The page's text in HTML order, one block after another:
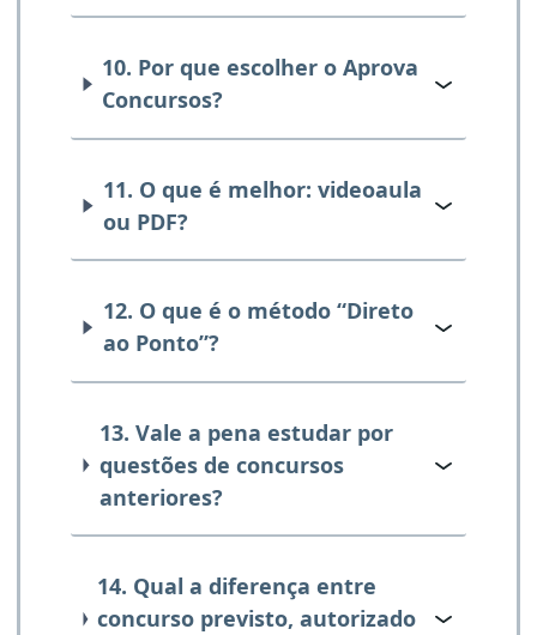
10. Por que escolher o Aprova
Concursos?
11. O que é melhor: videoaula
ou PDF?
12. O que é o método “Direto
ao Ponto”?
13. Vale a pena estudar por
questões de concursos
anteriores?
14. Qual a diferença entre
concurso previsto, autorizado